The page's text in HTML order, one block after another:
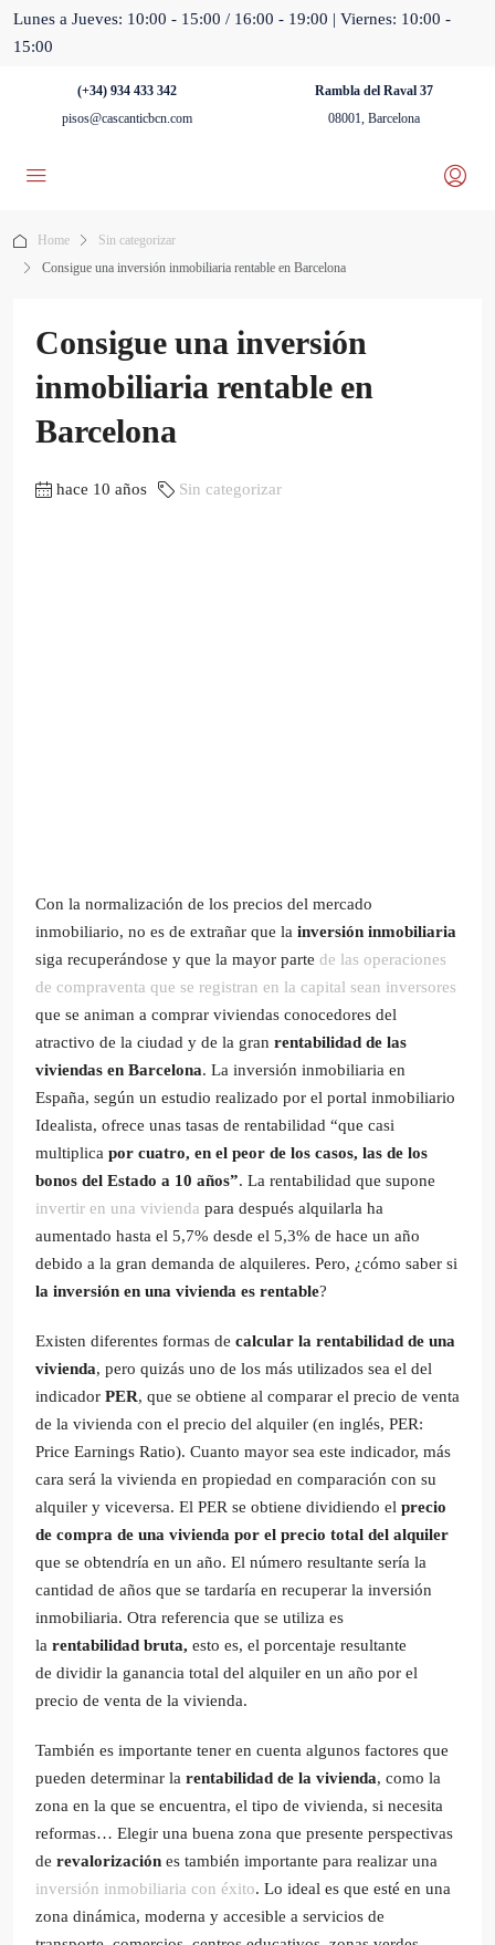
Lunes a Jueves: 10:00 - 15:00 / 16:00 - 19:00 | Viernes: 10:00 -
15:00
(+34) 934 433 342
pisos@cascanticbcn.com
Rambla del Raval 37
08001, Barcelona
Home
Sin categorizar
Consigue una inversión inmobiliaria rentable en Barcelona
Consigue una inversión
inmobiliaria rentable en
Barcelona
hace 10 años Sin categorizar
Con la normalización de los precios del mercado
inmobiliario, no es de extrañar que la inversión inmobiliaria
siga recuperándose y que la mayor parte de las operaciones
de compraventa que se registran en la capital sean inversores
que se animan a comprar viviendas conocedores del
atractivo de la ciudad y de la gran rentabilidad de las
viviendas en Barcelona. La inversión inmobiliaria en
España, según un estudio realizado por el portal inmobiliario
Idealista, ofrece unas tasas de rentabilidad “que casi
multiplica por cuatro, en el peor de los casos, las de los
bonos del Estado a 10 años”. La rentabilidad que supone
invertir en una vivienda para después alquilarla ha
aumentado hasta el 5,7% desde el 5,3% de hace un año
debido a la gran demanda de alquileres. Pero, ¿cómo saber si
la inversión en una vivienda es rentable?
Existen diferentes formas de calcular la rentabilidad de una
vivienda, pero quizás uno de los más utilizados sea el del
indicador PER, que se obtiene al comparar el precio de venta
de la vivienda con el precio del alquiler (en inglés, PER:
Price Earnings Ratio). Cuanto mayor sea este indicador, más
cara será la vivienda en propiedad en comparación con su
alquiler y viceversa. El PER se obtiene dividiendo el precio
de compra de una vivienda por el precio total del alquiler
que se obtendría en un año. El número resultante sería la
cantidad de años que se tardaría en recuperar la inversión
inmobiliaria. Otra referencia que se utiliza es
la rentabilidad bruta, esto es, el porcentaje resultante
de dividir la ganancia total del alquiler en un año por el
precio de venta de la vivienda.
También es importante tener en cuenta algunos factores que
pueden determinar la rentabilidad de la vivienda, como la
zona en la que se encuentra, el tipo de vivienda, si necesita
reformas… Elegir una buena zona que presente perspectivas
de revalorización es también importante para realizar una
inversión inmobiliaria con éxito. Lo ideal es que esté en una
zona dinámica, moderna y accesible a servicios de